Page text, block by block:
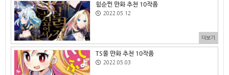
힘순찐 만화 추천 10작품
2022.05.12
더보기
TS물 만화 추천 10작품
2022.05.03